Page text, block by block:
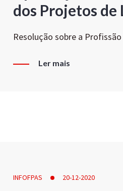
dos Projetos de
Resolução sobre a
Ler mais
INFOFPAS 20-12-2020